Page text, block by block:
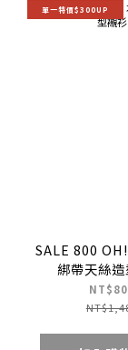
單一特價$300UP
SALE 800
綁帶天絲